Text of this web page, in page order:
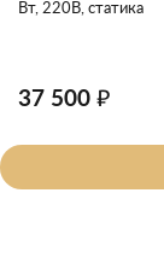
Вт, 220В, статика
37 500 ₽